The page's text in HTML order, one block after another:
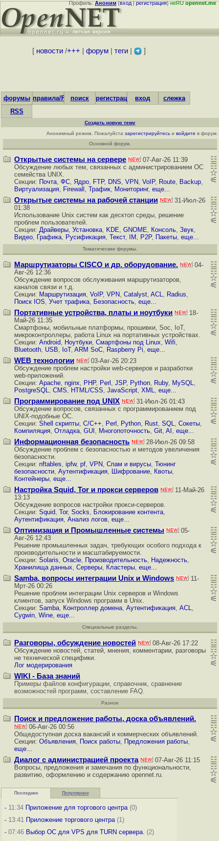
Профиль:Аноним(вход|регистрация)неRUopennet.me
[ новости/+++ форум| теги| ]
форумы правила/FAQпоиск регистрация вход
слежка
RSS
Создать новую тему
Анонимный режим. Пожалуйста зарегистрируйтесь и войдите в форум.
Основной форум.
Открытые системы на сервере
07-Авг-26 11:39
Обсуждение любых тем, связанных с администрированием ОС
семейства UNIX.
Секции: Почта, ФС, Ядро, FTP, DNS, VPN, VoIP, Route, Backup,
Виртуализация, Firewall , Трафик, Мониторинг, еще...
Открытые системы на рабочей станции
31-Июл-26
01:38
Использование Unix систем как десктоп среды, решение
проблем пользователей.
Секции: Драйверы, Установка, KDE, GNOME, Консоль, Звук,
Видео, Графика, Русификация, Текст, IM , P2P, Пакеты, еще...
Тематические форумы.
Маршрутизаторы CISCO и др. оборудование.
04-
Авг-26 12:36
Обсуждение вопросов обслуживания маршрутизаторов,
каналов связи и т.д.
Секции: Маршрутизация, VoIP, VPN, Catalyst, ACL, Radius,
Поиск IOS, Учет трафика, Безопасность, еще...
Портативные устройства, платы и ноутбуки
18-
Май-26 11:35
Смартфоны, мобильные платформы, прошивки, Soc, IoT,
микроконтроллеры, работа Linux на портативных устройствах.
Секции: Android, Ноутбуки, Смартфоны под Linux, Wifi,
Bluetooth, USB, IoT, ARM SoC, Raspberry Pi, еще...
WEB технологии
03-Авг-26 20:23
Обсуждение проблем настройки web-серверов и разработки
web-приложений.
Секции: Apache, nginx, PHP, Perl , JSP, Python, Ruby, MySQL,
PostgreSQL, CMS, HTML/CSS, JavaScript, XML, еще...
Программирование под UNIX
31-Июл-26 01:43
Обсуждение вопросов, связанных с программированием под
UNIX-подобные ОС.
Секции: Shell скрипты, C/C++, Perl , Python, Rust, SQL, Сокеты,
Компиляция, Отладка, GUI , Многопоточность, Git, AI , еще...
Информационная безопасность
28-Июл-26 09:58
Обсуждение проблем с безопасностью и методов увеличения
безопасности.
Секции: nftables, ipfw, pf, VPN, Cпам и вирусы, Тюнинг
безопасности, Аутентификация, Шифрование, Квоты,
Контейнеры, еще...
Настройка Squid, Tor и прокси серверов
11-Май-26
13:13
Обсуждение вопросов настройки прокси-серверов.
Секции: Squid, Tor, Socks, Блокирование контента,
Аутентификация, Анализ логов, еще...
Оптимизация и Промышленные системы
05-
Авг-26 12:43
Решение промышленных задач, требующих особого подхода к
производительности и масштабируемости.
Секции: Solaris, Oracle, Производительность, Надежность,
Хранилища данных, Серверы, Кластеры, еще...
Samba, вопросы интеграции Unix и Windows
11-
Мрт-26 00:26
Решение проблем интеграции Unix серверов и Windows
клиентов, запуск Windows программ в Unix.
Секции: Samba, Контроллер домена, Аутентификация, ACL,
Cygwin, Wine, еще...
Специальные разделы.
Разговоры, обсуждение новостей
08-Авг-26 17:22
Обсуждение новостей, статей, мнения, комментарии, разговоры
не технической специфики.
Лог модерирования
WIKI - База знаний
Примеры файлов конфигурации, справочник, сравнение
возможностей программ, составление FAQ.
Разное
Поиск и предложение работы, доска объявлений.
06-Авг-26 00:56
Общедоступная доска вакансий и коммерческих объявлений.
Секции: Объявления, Поиск работы, Предложения работы,
еще...
Диалог с администрацией проекта
07-Авг-26 11:15
Вопросы, предложения и замечания по функциональности,
развитию, оформлению и содержанию opennet.ru.
Последнее Популярное
- 11:34 Приложение для торгового центра(0)
- 13:41 Приложение торгового центра(1)
- 07:46 Выбор ОС для VPS для TURN сервера. (2)